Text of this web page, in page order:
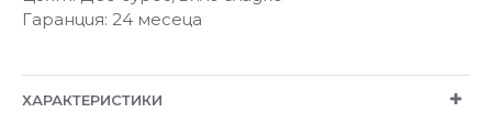
Гаранция: 24 месеца
ХАРАКТЕРИСТИКИ